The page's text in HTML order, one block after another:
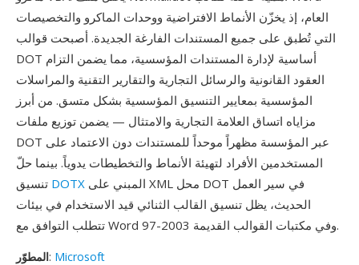
العام، إذ يخزّن الأنماط الافتراضية ووحدات الماكرو والتخصيصات
التي تُطبق على جميع المستندات الفارغة الجديدة. أصبحت قوالب
DOT أساسية لإدارة المستندات المؤسسية، مما يضمن التزام
العقود القانونية والرسائل التجارية والتقارير التقنية والمراسلات
المؤسسية بمعايير التنسيق المؤسسية بشكل متسق. من أبرز
مزاياه اتساق العلامة التجارية والامتثال — يضمن توزيع ملفات
DOT عبر المؤسسة مظهراً موحداً للمستندات دون الاعتماد على
المستخدمين الأفراد لتهيئة الأنماط والتخطيطات يدوياً. بينما حلّ
DOTX
الحديث، يظل تنسيق القالب الثنائي قيد الاستخدام في بيئات
تتطلب التوافق مع Word 97-2003 وفي مكتبات القوالب القديمة.
المطوّر: Microsoft